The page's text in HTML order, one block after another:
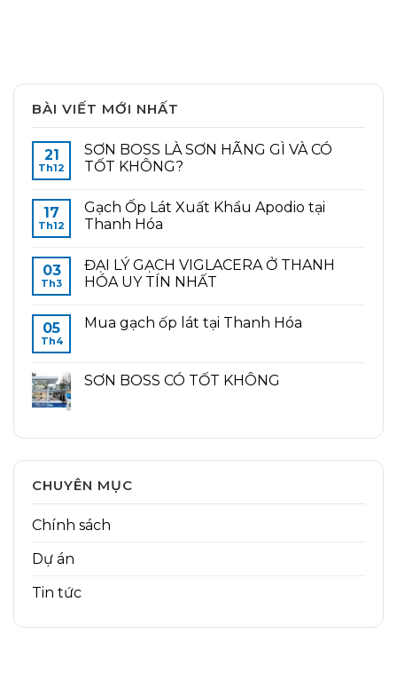
BÀI VIẾT MỚI NHẤT
21
Th12
SƠN BOSS LÀ SƠN HÃNG GÌ VÀ CÓ
TỐT KHÔNG?
17
Th12
Gạch Ốp Lát Xuất Khẩu Apodio tại
Thanh Hóa
03
Th3
ĐẠI LÝ GẠCH VIGLACERA Ở THANH
HÓA UY TÍN NHẤT
05
Th4
Mua gạch ốp lát tại Thanh Hóa
SƠN BOSS CÓ TỐT KHÔNG
CHUYÊN MỤC
Chính sách
Dự án
Tin tức